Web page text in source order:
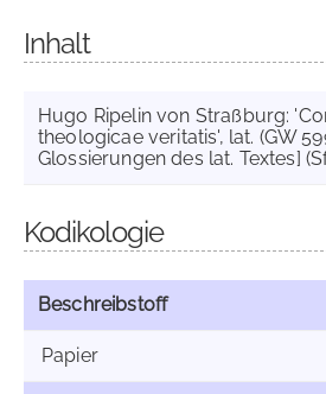
Inhalt
Hugo Ripelin von Straßburg:
theologicae veritatis', lat. (GW
Glossierungen des lat. Textes]
Kodikologie
Beschreibstoff
Papier